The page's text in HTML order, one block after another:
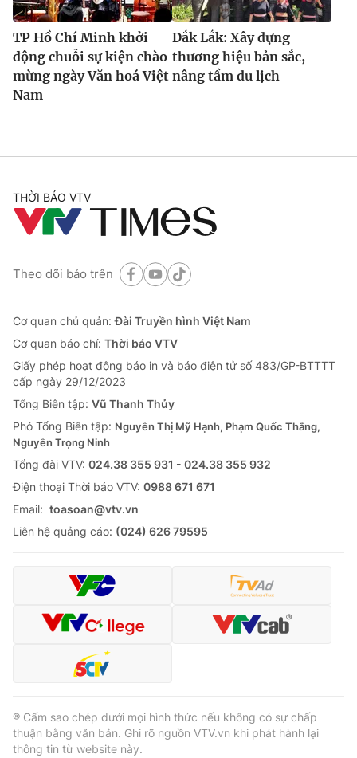
TP Hồ Chí Minh khởi
động chuỗi sự kiện chào
mừng ngày Văn hoá Việt
Nam
Đắk Lắk: Xây dựng
thương hiệu bản sắc,
nâng tầm du lịch
THỜI BÁO VTV
Theo dõi báo trên
Cơ quan chủ quản:Đài Truyền hình Việt Nam
Cơ quan báo chí: Thời báo VTV
Giấy phép hoạt động báo in và báo điện tử số 483/GP-BTTTT
cấp ngày 29/12/2023
Tổng Biên tập: Vũ Thanh Thủy
Phó Tổng Biên tập: Nguyễn Thị Mỹ Hạnh, Phạm Quốc Thắng,
Nguyễn Trọng Ninh
Tổng đài VTV: 024.38 355 931 - 024.38 355 932
Ðiện thoại Thời báo VTV: 0988 671 671
Email: toasoan@vtv.vn
Liên hệ quảng cáo: (024) 626 79595
® Cấm sao chép dưới mọi hình thức nếu không có sự chấp
thuận bằng văn bản. Ghi rõ nguồn VTV.vn khi phát hành lại
thông tin từ website này.